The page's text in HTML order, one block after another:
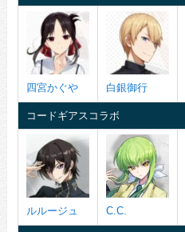
四宮かぐや 白銀御行
コードギアスコラボ
ルルージュ C.C.